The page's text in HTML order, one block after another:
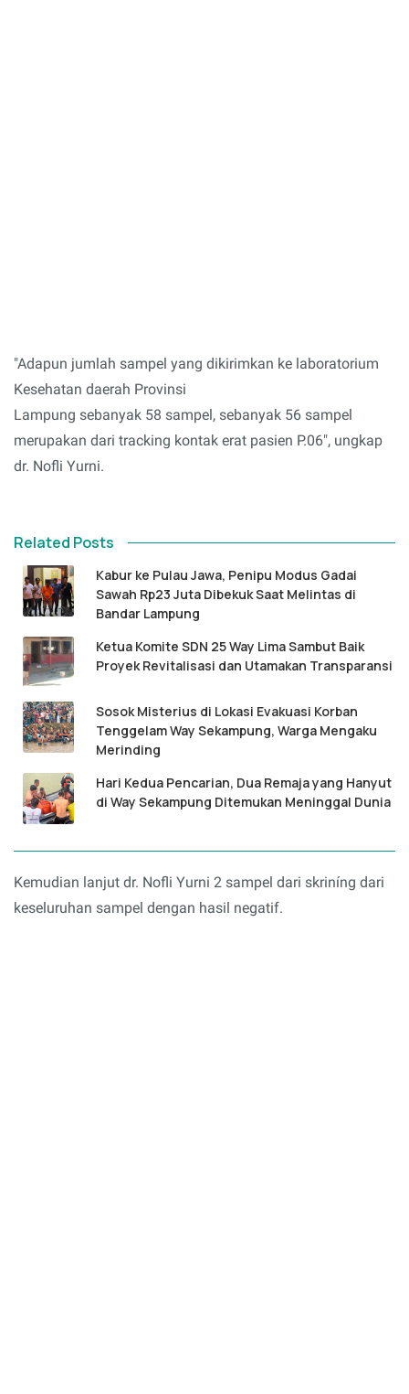
"Adapun jumlah sampel yang dikirimkan ke laboratorium
Kesehatan daerah Provinsi
Lampung sebanyak 58 sampel, sebanyak 56 sampel
merupakan dari tracking kontak erat pasien P.06", ungkap
dr. Nofli Yurni.
Related Posts
Kabur ke Pulau Jawa, Penipu Modus Gadai
Sawah Rp23 Juta Dibekuk Saat Melintas di
Bandar Lampung
Ketua Komite SDN 25 Way Lima Sambut Baik
Proyek Revitalisasi dan Utamakan Transparansi
Sosok Misterius di Lokasi Evakuasi Korban
Tenggelam Way Sekampung, Warga Mengaku
Merinding
Hari Kedua Pencarian, Dua Remaja yang Hanyut
di Way Sekampung Ditemukan Meninggal Dunia
Kemudian lanjut dr. Nofli Yurni 2 sampel dari skriníng dari
keseluruhan sampel dengan hasil negatif.